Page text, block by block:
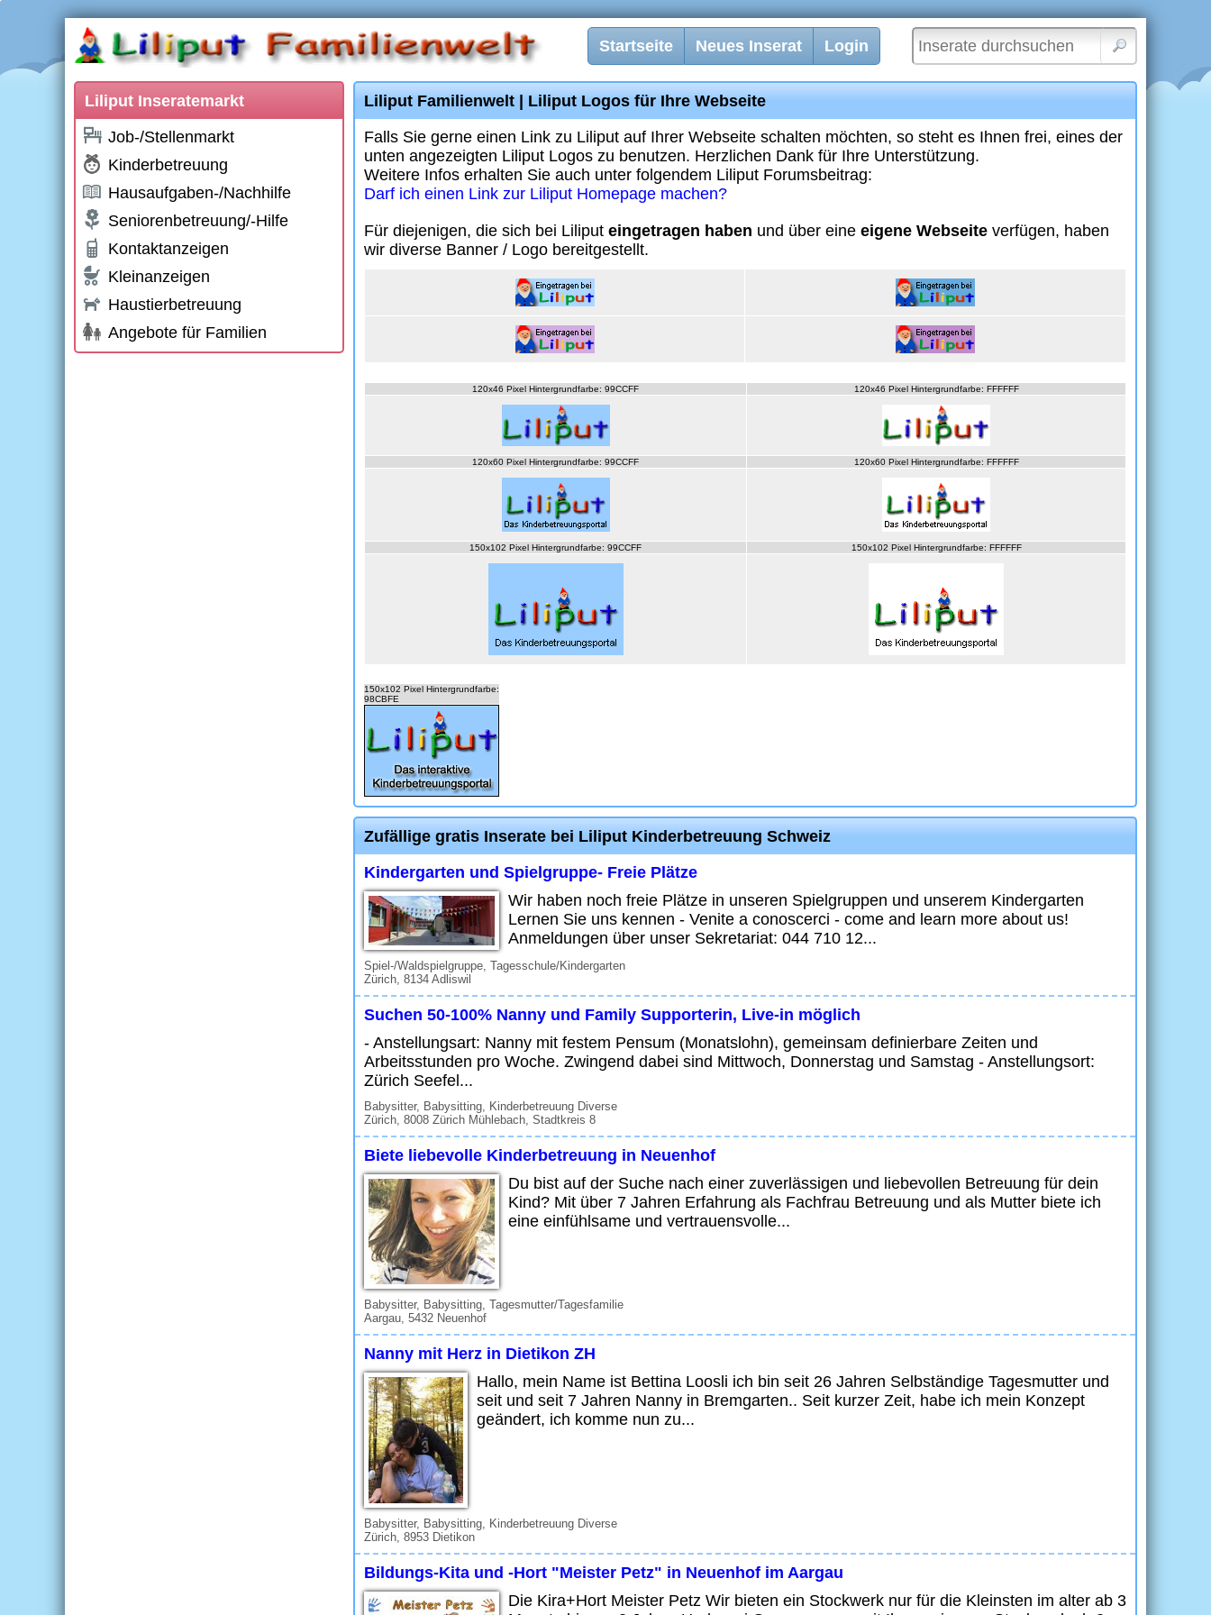
Startseite Neues Inserat Login
Liliput Inseratemarkt
Job-/Stellenmarkt
Kinderbetreuung
Hausaufgaben-/Nachhilfe
Seniorenbetreuung/-Hilfe
Kontaktanzeigen
Kleinanzeigen
Haustierbetreuung
Angebote für Familien
Liliput Familienwelt | Liliput Logos für Ihre Webseite
Falls Sie gerne einen Link zu Liliput auf Ihrer Webseite schalten möchten, so steht es Ihnen frei, eines der
unten angezeigten Liliput Logos zu benutzen. Herzlichen Dank für Ihre Unterstützung.
Weitere Infos erhalten Sie auch unter folgendem Liliput Forumsbeitrag:
Darf ich einen Link zur Liliput Homepage machen?
Für diejenigen, die sich bei Liliput eingetragen haben und über eine eigene Webseite verfügen, haben
wir diverse Banner / Logo bereitgestellt.
120x46 Pixel Hintergrundfarbe: 99CCFF 120x46 Pixel Hintergrundfarbe: FFFFFF
120x60 Pixel Hintergrundfarbe: 99CCFF 120x60 Pixel Hintergrundfarbe: FFFFFF
150x102 Pixel Hintergrundfarbe: 99CCFF 150x102 Pixel Hintergrundfarbe: FFFFFF
150x102 Pixel Hintergrundfarbe:
98CBFE
Zufällige gratis Inserate bei Liliput Kinderbetreuung Schweiz
Kindergarten und Spielgruppe- Freie Plätze
Wir haben noch freie Plätze in unseren Spielgruppen und unserem Kindergarten
Lernen Sie uns kennen - Venite a conoscerci - come and learn more about us!
Anmeldungen über unser Sekretariat: 044 710 12...
Spiel-/Waldspielgruppe, Tagesschule/Kindergarten
Zürich, 8134 Adliswil
Suchen 50-100% Nanny und Family Supporterin, Live-in möglich
- Anstellungsart: Nanny mit festem Pensum (Monatslohn), gemeinsam definierbare Zeiten und
Arbeitsstunden pro Woche. Zwingend dabei sind Mittwoch, Donnerstag und Samstag - Anstellungsort:
Zürich Seefel...
Babysitter, Babysitting, Kinderbetreuung Diverse
Zürich, 8008 Zürich Mühlebach, Stadtkreis 8
Biete liebevolle Kinderbetreuung in Neuenhof
Du bist auf der Suche nach einer zuverlässigen und liebevollen Betreuung für dein
Kind? Mit über 7 Jahren Erfahrung als Fachfrau Betreuung und als Mutter biete ich
eine einfühlsame und vertrauensvolle...
Babysitter, Babysitting, Tagesmutter/Tagesfamilie
Aargau, 5432 Neuenhof
Nanny mit Herz in Dietikon ZH
Hallo, mein Name ist Bettina Loosli ich bin seit 26 Jahren Selbständige Tagesmutter und
seit und seit 7 Jahren Nanny in Bremgarten.. Seit kurzer Zeit, habe ich mein Konzept
geändert, ich komme nun zu...
Babysitter, Babysitting, Kinderbetreuung Diverse
Zürich, 8953 Dietikon
Bildungs-Kita und -Hort "Meister Petz" in Neuenhof im Aargau
Die Kira+Hort Meister Petz Wir bieten ein Stockwerk nur für die Kleinsten im alter ab 3